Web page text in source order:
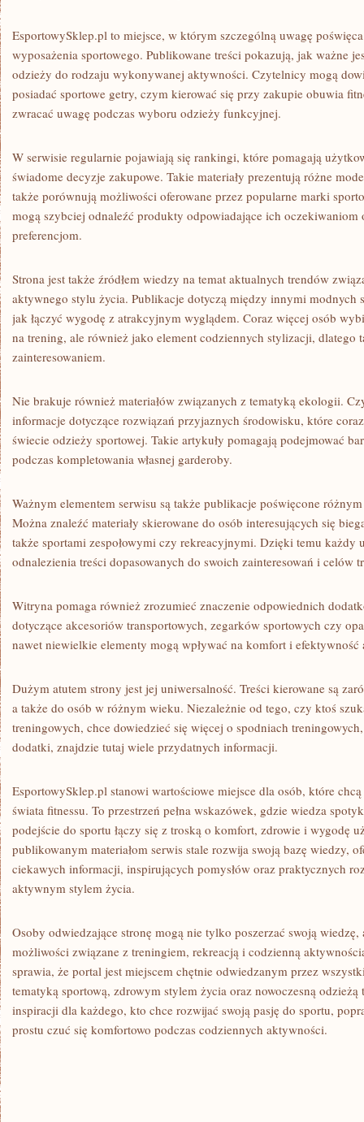
EsportowySklep.pl to miejsce, w którym szczególną uwagę
wyposażenia sportowego. Publikowane treści pokazują, jak ważne
odzieży do rodzaju wykonywanej aktywności. Czytelnicy mogą
posiadać sportowe getry, czym kierować się przy zakupie obuwia
zwracać uwagę podczas wyboru odzieży funkcyjnej.
W serwisie regularnie pojawiają się rankingi, które pomagają
świadome decyzje zakupowe. Takie materiały prezentują różne
także porównują możliwości oferowane przez popularne marki
mogą szybciej odnaleźć produkty odpowiadające ich
preferencjom.
Strona jest także źródłem wiedzy na temat aktualnych trendów
aktywnego stylu życia. Publikacje dotyczą między innymi modnych
jak łączyć wygodę z atrakcyjnym wyglądem. Coraz więcej osób
na trening, ale również jako element codziennych stylizacji, dlatego
zainteresowaniem.
Nie brakuje również materiałów związanych z tematyką ekologii.
informacje dotyczące rozwiązań przyjaznych środowisku, które
świecie odzieży sportowej. Takie artykuły pomagają podejmować
podczas kompletowania własnej garderoby.
Ważnym elementem serwisu są także publikacje poświęcone
Można znaleźć materiały skierowane do osób interesujących się
także sportami zespołowymi czy rekreacyjnymi. Dzięki temu każdy
odnalezienia treści dopasowanych do swoich zainteresowań i celów
Witryna pomaga również zrozumieć znaczenie odpowiednich
dotyczące akcesoriów transportowych, zegarków sportowych czy
nawet niewielkie elementy mogą wpływać na komfort i
Dużym atutem strony jest jej uniwersalność. Treści kierowane są
a także do osób w różnym wieku. Niezależnie od tego, czy ktoś
treningowych, chce dowiedzieć się więcej o spodniach
dodatki, znajdzie tutaj wiele przydatnych informacji.
EsportowySklep.pl stanowi wartościowe miejsce dla osób, które
świata fitnessu. To przestrzeń pełna wskazówek, gdzie wiedza
podejście do sportu łączy się z troską o komfort, zdrowie i wygodę
publikowanym materiałom serwis stale rozwija swoją bazę wiedzy,
ciekawych informacji, inspirujących pomysłów oraz praktycznych
aktywnym stylem życia.
Osoby odwiedzające stronę mogą nie tylko poszerzać swoją
możliwości związane z treningiem, rekreacją i codzienną
sprawia, że portal jest miejscem chętnie odwiedzanym przez
tematyką sportową, zdrowym stylem życia oraz nowoczesną odzieżą
inspiracji dla każdego, kto chce rozwijać swoją pasję do sportu,
prostu czuć się komfortowo podczas codziennych aktywności.